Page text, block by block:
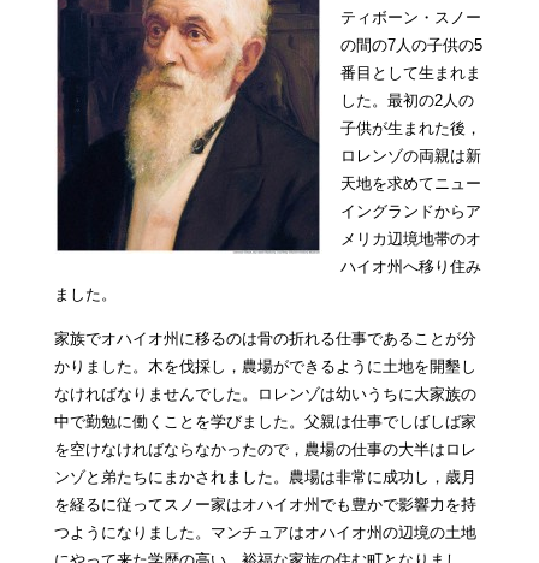
ティボーン・スノー
の間の7人の子供の5
番目として生まれま
した。最初の2人の
子供が生まれた後，
ロレンゾの両親は新
天地を求めてニュー
イングランドからア
メリカ辺境地帯のオ
ハイオ州へ移り住み
ました。
家族でオハイオ州に移るのは骨の折れる仕事であることが分
かりました。木を伐採し，農場ができるように土地を開墾し
なければなりませんでした。ロレンゾは幼いうちに大家族の
中で勤勉に働くことを学びました。父親は仕事でしばしば家
を空けなければならなかったので，農場の仕事の大半はロレ
ンゾと弟たちにまかされました。農場は非常に成功し，歳月
を経るに従ってスノー家はオハイオ州でも豊かで影響力を持
つようになりました。マンチュアはオハイオ州の辺境の土地